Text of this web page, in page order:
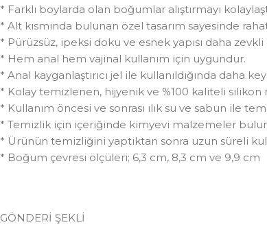
* Farklı boylarda olan boğumlar alıştırmayı
* Alt kısmında bulunan özel tasarım sayesinde
* Pürüzsüz, ipeksi doku ve esnek yapısı daha zevkli
* Hem anal hem vajinal kullanım için uygundur.
* Anal kayganlaştırıcı jel ile kullanıldığında daha
* Kolay temizlenen, hijyenik ve %100 kaliteli
* Kullanım öncesi ve sonrası ılık su ve sabun ile
* Temizlik için içeriğinde kimyevi malzemeler
* Ürünün temizliğini yaptıktan sonra uzun süreli
* Boğum çevresi ölçüleri; 6,3 cm, 8,3 cm ve 9,9 cm
GÖNDERİ ŞEKLİ